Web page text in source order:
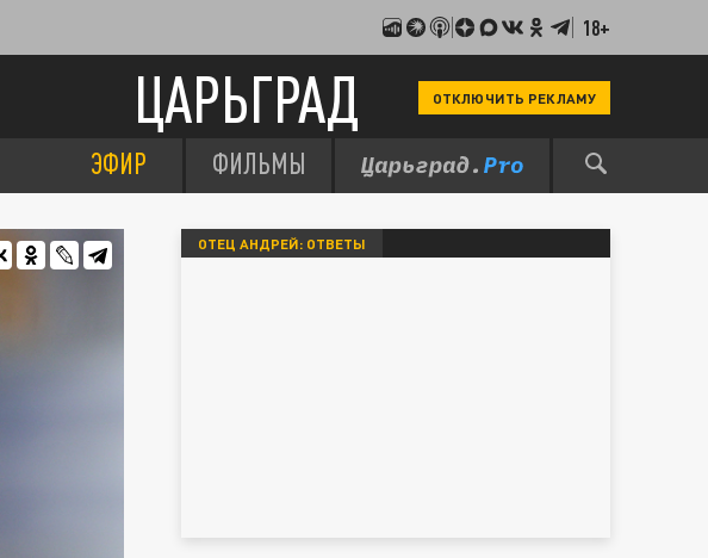
18+
ЦАРЬГРАД ОТКЛЮЧИТЬ РЕКЛАМУ
ЭФИР ФИЛЬМЫ
ОТЕЦ АНДРЕЙ: ОТВЕТЫ